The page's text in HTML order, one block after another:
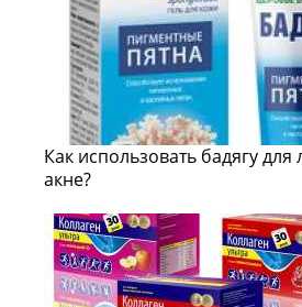
Как использовать бадягу для
акне?